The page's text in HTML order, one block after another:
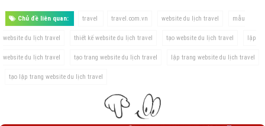
Chủ đề liên quan: travel travel.com.vn website du lịch travel mẫu
website du lịch travel thiết kế website du lịch travel tạo website du lịch travel lập
website du lịch travel tạo trang website du lịch travel lập trang website du lịch travel
tạo lập trang website du lịch travel